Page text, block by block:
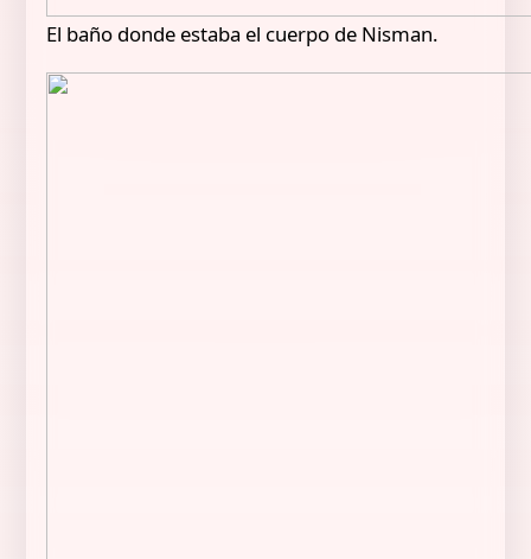
El baño donde estaba el cuerpo de Nisman.